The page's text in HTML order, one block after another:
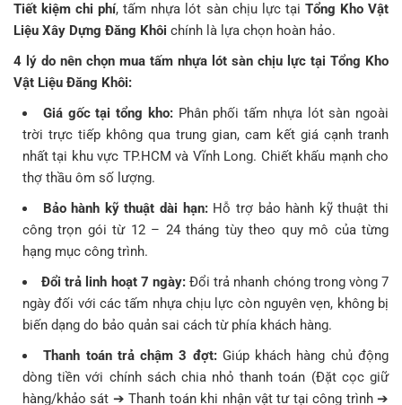
Tiết kiệm chi phí, tấm nhựa lót sàn chịu lực tại Tổng Kho Vật
Liệu Xây Dựng Đăng Khôi chính là lựa chọn hoàn hảo.
4 lý do nên chọn mua tấm nhựa lót sàn chịu lực tại Tổng Kho
Vật Liệu Đăng Khôi:
Giá gốc tại tổng kho:Phân phối tấm nhựa lót sàn ngoài
trời trực tiếp không qua trung gian, cam kết giá cạnh tranh
nhất tại khu vực TP.HCM và Vĩnh Long. Chiết khấu mạnh cho
thợ thầu ôm số lượng.
Bảo hành kỹ thuật dài hạn:Hỗ trợ bảo hành kỹ thuật thi
công trọn gói từ 12 – 24 tháng tùy theo quy mô của từng
hạng mục công trình.
Đổi trả linh hoạt 7 ngày:Đổi trả nhanh chóng trong vòng 7
ngày đối với các tấm nhựa chịu lực còn nguyên vẹn, không bị
biến dạng do bảo quản sai cách từ phía khách hàng.
Thanh toán trả chậm 3 đợt:Giúp khách hàng chủ động
dòng tiền với chính sách chia nhỏ thanh toán (Đặt cọc giữ
hàng/khảo sát ➔ Thanh toán khi nhận vật tư tại công trình ➔